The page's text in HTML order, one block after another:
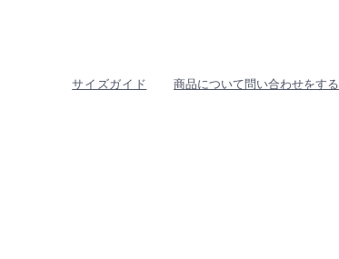
サイズガイド 商品について問い合わせをする